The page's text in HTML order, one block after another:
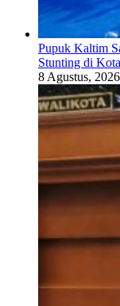
Pupuk Kaltim
Stunting di
8 Agustus, 2026